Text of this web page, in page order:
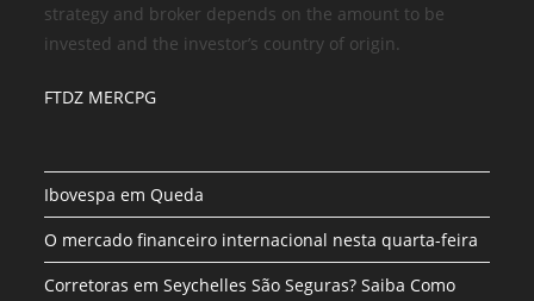
strategy and broker depends on the amount to be
invested and the investor’s country of origin.
FTDZ MERCPG
Ibovespa em Queda
O mercado financeiro internacional nesta quarta-feira
Corretoras em Seychelles São Seguras? Saiba Como